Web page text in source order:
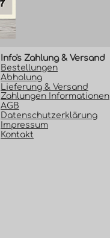
Info's Zahlung & Versand​
Bestellungen
Abholung
Lieferung & Versand
Zahlungen Informationen
AGB
Datenschutzerklärung
Impressum
Kontakt